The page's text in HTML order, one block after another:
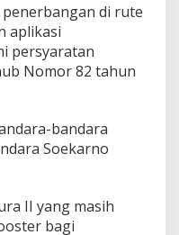
penerbangan di rute
aplikasi
persyaratan
Nomor 82 tahun
bandara
Soekarno
II yang masih
bagi